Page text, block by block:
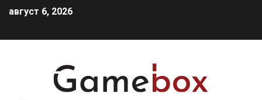
август 6, 2026